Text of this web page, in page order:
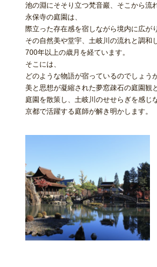
池の淵にそそり立つ梵音巖、そこから流
永保寺の庭園は、
際立った存在感を宿しながら境内に広がり
その自然美や堂宇、土岐川の流れと調和
700年以上の歳月を経ています。
そこには、
どのような物語が宿っているのでしょうか
美と思想が凝縮された夢窓疎石の庭園観
庭園を散策し、土岐川のせせらぎを感じ
京都で活躍する庭師が解き明かします。